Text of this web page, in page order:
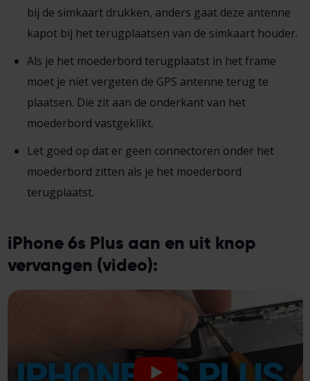
bij de simkaart drukken, anders gaat deze antenne
kapot bij het terugplaatsen van de simkaart houder.
Als je het moederbord terugplaatst in het frame
moet je niet vergeten de GPS antenne terug te
plaatsen. Die zit aan de onderkant van het
moederbord vastgeklikt.
Let goed op dat er geen connectoren onder het
moederbord zitten als je het moederbord
terugplaatst.
iPhone 6s Plus aan en uit knop
vervangen (video):